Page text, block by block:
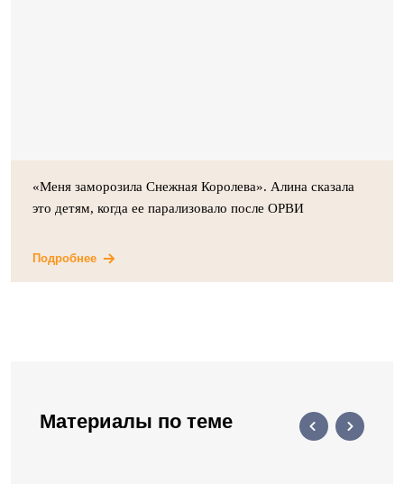
«Меня заморозила Снежная Королева». Алина сказала
это детям, когда ее парализовало после ОРВИ
Подробнее
Материалы по теме